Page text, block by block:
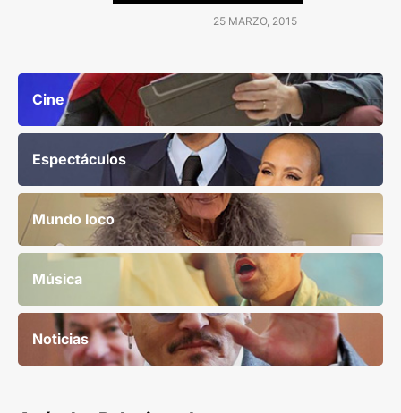
25 MARZO, 2015
Cine
Espectáculos
Mundo loco
Música
Noticias